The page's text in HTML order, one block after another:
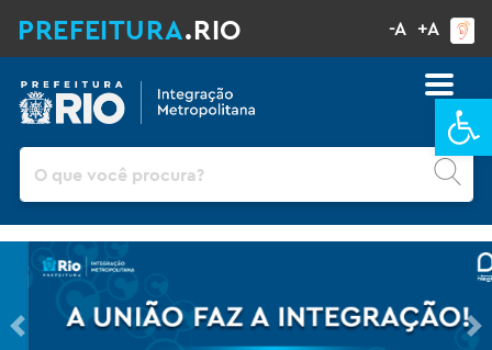
PREFEITURA.RIO -A +A
Previous